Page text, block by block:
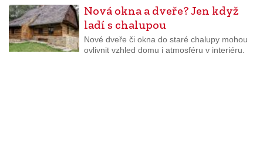
Nová okna a dveře? Jen když
ladí s chalupou
Nové dveře či okna do staré chalupy mohou
ovlivnit vzhled domu i atmosféru v interiéru.